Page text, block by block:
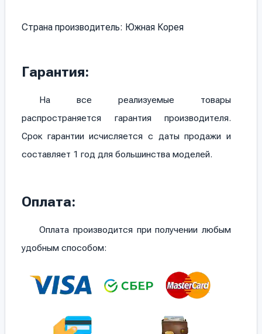
Страна производитель: Южная Корея
Гарантия:
На все реализуемые товары
распространяется гарантия производителя.
Срок гарантии исчисляется с даты продажи и
составляет 1 год для большинства моделей.
Оплата:
Оплата производится при получении любым
удобным способом: